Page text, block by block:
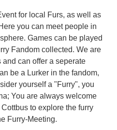
for local Furs, as well as
you can meet people in
Games can be played
Fandom collected. We are
can offer a seperate
be a Lurker in the fandom,
yourself a "Furry", you
You are always welcome
to explore the furry
Furry-Meeting.